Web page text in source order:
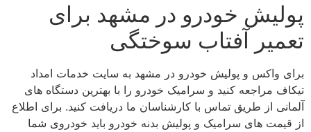
پولیش خودرو در مشهد برای
تعمیر آفتاب سوختگی
برای واکس و پولیش خودرو در مشهد به سایت خدمات امداد
تیکاف مراجعه کنید و سرامیک خودرو را با بهترین دستگاه های
آلمانی از طریق تماس با کارشناسان ما دریافت کنید. برای اطلاع
از قیمت های سرامیک و پولیش بدنه خودرو باید خودروی شما